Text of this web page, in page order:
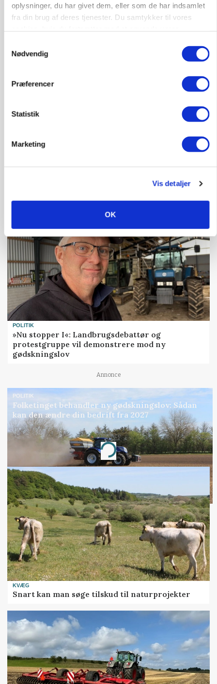
oplysninger, du har givet dem, eller som de har indsamlet
fra din brug af deres tjenester. Du samtykker til vores
Nødvendig
Præferencer
Statistik
Marketing
Vis detaljer
OK
Loading...
POLITIK
»Nu stopper I«: Landbrugsdebattør og
protestgruppe vil demonstrere mod ny
gødskningslov
Annonce
POLITIK
Folketinget behandler ny gødskningslov: Sådan
kan den ændre din bedrift fra 2027
Annonce
Loading...
KVÆG
Snart kan man søge tilskud til naturprojekter